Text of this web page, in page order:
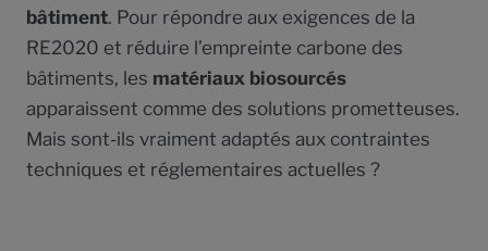
bâtiment. Pour répondre aux exigences de la
RE2020 et réduire l’empreinte carbone des
bâtiments, les matériaux biosourcés
apparaissent comme des solutions prometteuses.
Mais sont-ils vraiment adaptés aux contraintes
techniques et réglementaires actuelles ?